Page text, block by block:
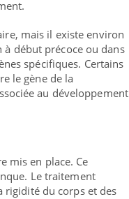
mais il existe environ
à début précoce ou dans
spécifiques. Certains
le gène de la
au développement
mis en place. Ce
Le traitement
rigidité du corps et des